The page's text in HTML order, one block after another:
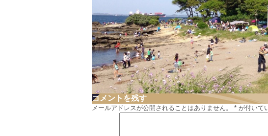
コメントを残す
メールアドレスが公開されることはありません。 * が付いて